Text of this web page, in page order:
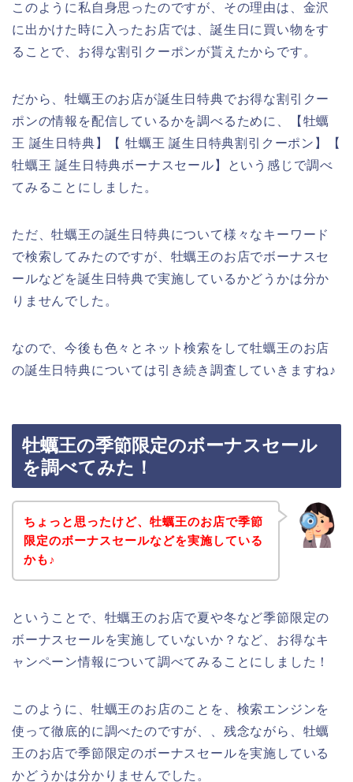
このように私自身思ったのですが、その理由は、金沢
に出かけた時に入ったお店では、誕生日に買い物をす
ることで、お得な割引クーポンが貰えたからです。
だから、牡蠣王のお店が誕生日特典でお得な割引クー
ポンの情報を配信しているかを調べるために、【牡蠣
王 誕生日特典】【 牡蠣王 誕生日特典割引クーポン】【
牡蠣王 誕生日特典ボーナスセール】という感じで調べ
てみることにしました。
ただ、牡蠣王の誕生日特典について様々なキーワード
で検索してみたのですが、牡蠣王のお店でボーナスセ
ールなどを誕生日特典で実施しているかどうかは分か
りませんでした。
なので、今後も色々とネット検索をして牡蠣王のお店
の誕生日特典については引き続き調査していきますね♪
牡蠣王の季節限定のボーナスセール
を調べてみた！
ちょっと思ったけど、牡蠣王のお店で季節
限定のボーナスセールなどを実施している
かも♪
ということで、牡蠣王のお店で夏や冬など季節限定の
ボーナスセールを実施していないか？など、お得なキ
ャンペーン情報について調べてみることにしました！
このように、牡蠣王のお店のことを、検索エンジンを
使って徹底的に調べたのですが、、残念ながら、牡蠣
王のお店で季節限定のボーナスセールを実施している
かどうかは分かりませんでした。